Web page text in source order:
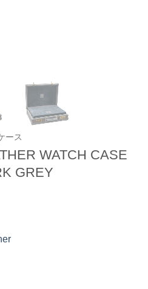
ース
WATCH CASE
GREY